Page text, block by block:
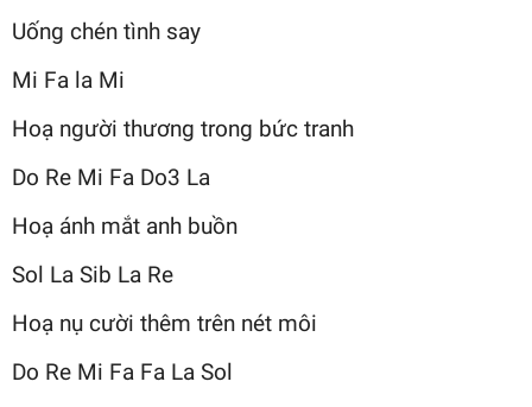
Uống chén tình say
Mi Fa la Mi
Hoạ người thương trong bức tranh
Do Re Mi Fa Do3 La
Hoạ ánh mắt anh buồn
Sol La Sib La Re
Hoạ nụ cười thêm trên nét môi
Do Re Mi Fa Fa La Sol